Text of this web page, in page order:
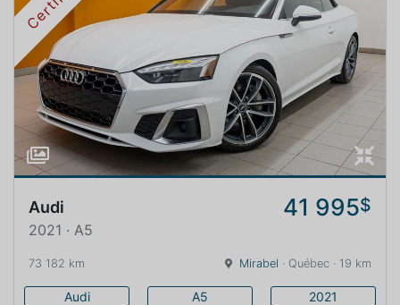
Audi 41 995$
2021 · A5
73 182 km Mirabel · Québec · 19 km
Audi A5 2021